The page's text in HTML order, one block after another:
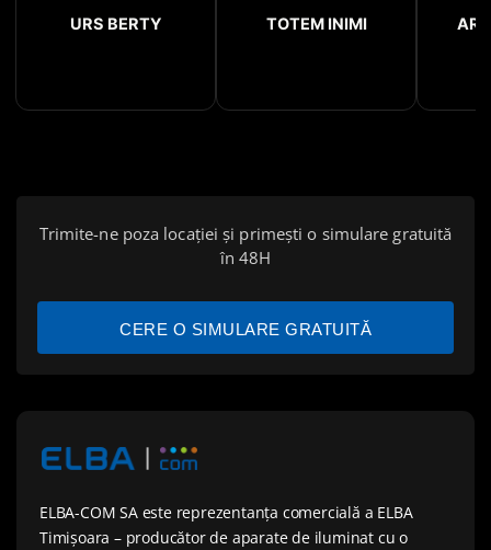
URS BERTY TOTEM INIMI
Trimite-ne poza locației și primești o simulare gratuită
în 48H
CERE O SIMULARE GRATUITĂ
ELBA-COM SA este reprezentanța comercială a ELBA
Timișoara – producător de aparate de iluminat cu o